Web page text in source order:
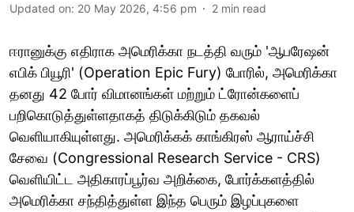
Updated on: 20 May 2026, 4:56 pm 2 min read
ஈரானுக்கு எதிராக அமெரிக்கா நடத்தி வரும் 'ஆபரேஷன்
எபிக் பியூரி' (Operation Epic Fury) போரில், அமெரிக்கா
தனது 42 போர் விமானங்கள் மற்றும் ட்ரோன்களைப்
பறிகொடுத்துள்ளதாகத் திடுக்கிடும் தகவல்
வெளியாகியுள்ளது. அமெரிக்கக் காங்கிரஸ் ஆராய்ச்சி
சேவை (Congressional Research Service - CRS)
வெளியிட்ட அதிகாரப்பூர்வ அறிக்கை, போர்க்களத்தில்
அமெரிக்கா சந்தித்துள்ள இந்த பெரும் இழப்புகளை